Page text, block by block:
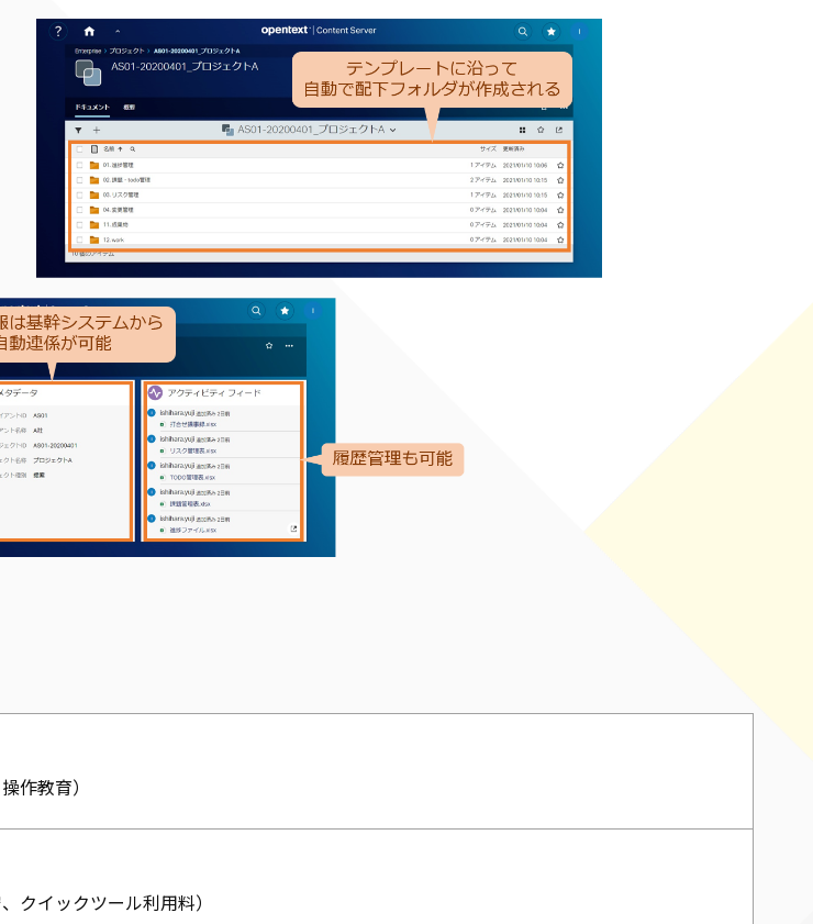
作教育）
クイックツール利用料）